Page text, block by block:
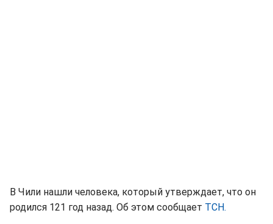
В Чили нашли человека, который утверждает, что он
родился 121 год назад. Об этом сообщает ТСН.